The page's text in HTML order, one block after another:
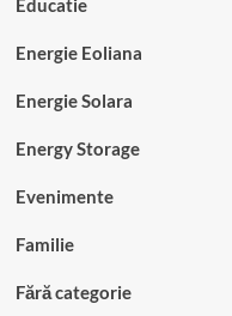
Educatie
Energie Eoliana
Energie Solara
Energy Storage
Evenimente
Familie
Fără categorie